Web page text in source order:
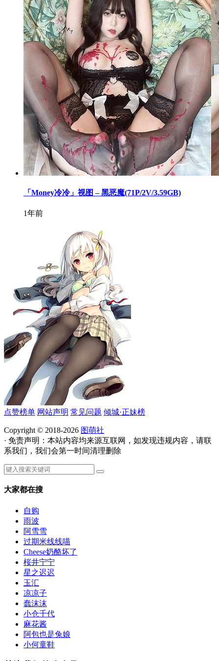
「Money冷冷」视图 – 黑恶魔(71P/2V/3.59GB)
1年前
点赞榜单 网站声明 常见问题 倾城·正妹榜
Copyright © 2018-2026 图萌社
· 免责声明：本站内容均来源互联网，如发现违规内容，请联
系我们，我们会第一时间清理删除
大家都在搜
自购
雨波
阿雪雪
过期米线线喵
Cheese奶酪坏了
桜井宁宁
星之迟迟
玉汇
凉凉子
蠢沫沫
小仓千代
麻花酱
阿包也是兔娘
小何童鞋